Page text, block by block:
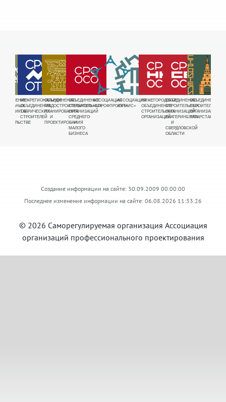
МЕЖРЕГИОНАЛЬНОЕ
ОБЪЕДИНЕНИЕ
ТАВРИЧЕСКИХ
СТРОИТЕЛЕЙ
ОБЪЕДИНЕНИЕ
ГРАДОСТРОИТЕЛЬНОГО
ПЛАНИРОВАНИЯ
И
ПРОЕКТИРОВАНИЯ
ОБЪЕДИНЕНИЕ
СТРОИТЕЛЬНЫХ
ОРГАНИЗАЦИЙ
СРЕДНЕГО
И
МАЛОГО
БИЗНЕСА
АССОЦИАЦИЯ
«СПРОФПРОЕКТ»
АССОЦИАЦИЯ
«ПРИИС»
НИЖЕГОРОДСКОЕ
ОБЪЕДИНЕНИЕ
СТРОИТЕЛЬНЫХ
ОРГАНИЗАЦИЙ
ОБЪЕДИНЕНИЕ
СТРОИТЕЛЬНЫХ
ОРГАНИЗАЦИЙ
ЕКАТЕРИНБУРГА
И
СВЕРДЛОВСКОЙ
ОБЛАСТИ
ОБЪЕДИНЕНИЕ
СТРОИТЕЛЬНЫХ
ОРГАНИЗАЦИЙ
ТАТАРСТАНА
Создание информации на сайте: 30.09.2009 00:00:00
Последнее изменение информации на сайте: 06.08.2026 11:33:26
© 2026 Саморегулируемая организация Ассоциация
организаций профессионального проектирования